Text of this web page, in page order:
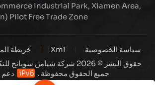
Industrial Park, Xiamen Area,
Pilot Free Trade Zone
خريطة Xml
سياسة الخصوصية
حقوق النشر © 2026 شركة شيامن
جميع الحقوق محفوظة .
دعم